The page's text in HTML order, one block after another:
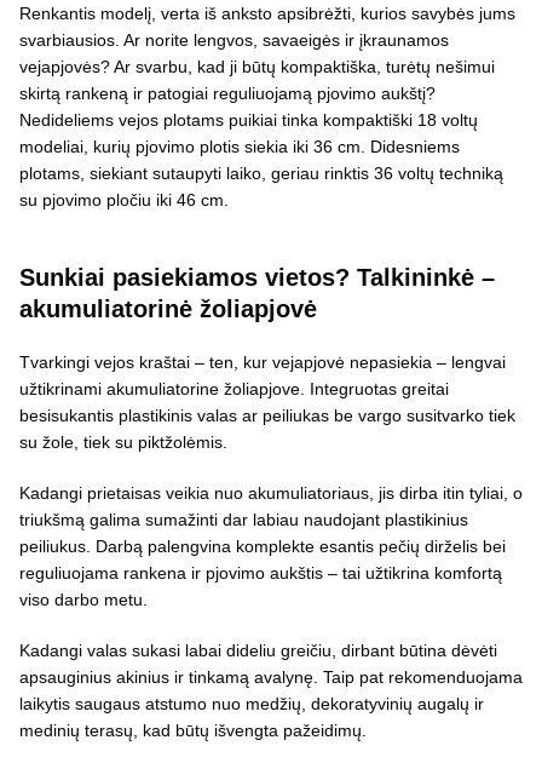
Renkantis modelį, verta iš anksto apsibrėžti, kurios savybės jums
svarbiausios. Ar norite lengvos, savaeigės ir įkraunamos
vejapjovės? Ar svarbu, kad ji būtų kompaktiška, turėtų nešimui
skirtą rankeną ir patogiai reguliuojamą pjovimo aukštį?
Nedideliems vejos plotams puikiai tinka kompaktiški 18 voltų
modeliai, kurių pjovimo plotis siekia iki 36 cm. Didesniems
plotams, siekiant sutaupyti laiko, geriau rinktis 36 voltų techniką
su pjovimo pločiu iki 46 cm.
Sunkiai pasiekiamos vietos? Talkininkė –
akumuliatorinė žoliapjovė
Tvarkingi vejos kraštai – ten, kur vejapjovė nepasiekia – lengvai
užtikrinami akumuliatorine žoliapjove. Integruotas greitai
besisukantis plastikinis valas ar peiliukas be vargo susitvarko tiek
su žole, tiek su piktžolėmis.
Kadangi prietaisas veikia nuo akumuliatoriaus, jis dirba itin tyliai, o
triukšmą galima sumažinti dar labiau naudojant plastikinius
peiliukus. Darbą palengvina komplekte esantis pečių dirželis bei
reguliuojama rankena ir pjovimo aukštis – tai užtikrina komfortą
viso darbo metu.
Kadangi valas sukasi labai dideliu greičiu, dirbant būtina dėvėti
apsauginius akinius ir tinkamą avalynę. Taip pat rekomenduojama
laikytis saugaus atstumo nuo medžių, dekoratyvinių augalų ir
medinių terasų, kad būtų išvengta pažeidimų.